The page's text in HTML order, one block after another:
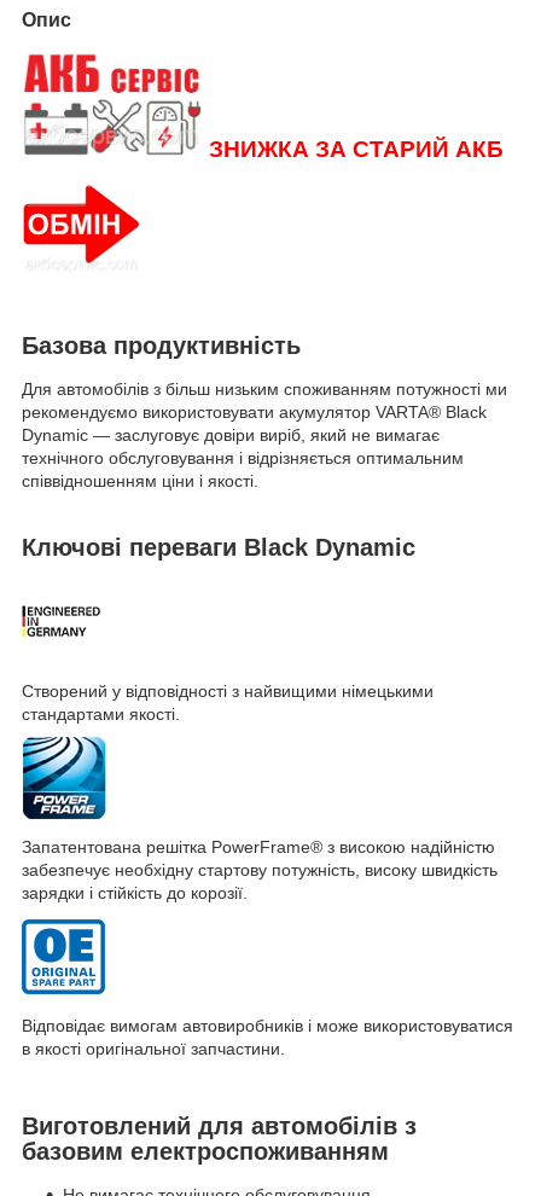
Опис
ЗНИЖКА ЗА СТАРИЙ АКБ
Базова продуктивність
Для автомобілів з більш низьким споживанням потужності ми
рекомендуємо використовувати акумулятор VARTA® Black
Dynamic — заслуговує довіри виріб, який не вимагає
технічного обслуговування і відрізняється оптимальним
співвідношенням ціни і якості.
Ключові переваги Black Dynamic
Створений у відповідності з найвищими німецькими
стандартами якості.
Запатентована решітка PowerFrame® з високою надійністю
забезпечує необхідну стартову потужність, високу швидкість
зарядки і стійкість до корозії.
Відповідає вимогам автовиробників і може використовуватися
в якості оригінальної запчастини.
Виготовлений для автомобілів з
базовим електроспоживанням